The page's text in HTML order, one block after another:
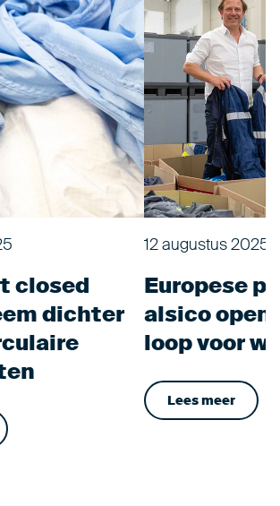
closed
dichter
12 augustus 2025
Europese
alsico
loop voor
Lees meer